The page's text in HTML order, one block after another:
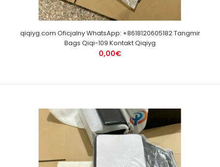
qiqiyg.com Oficjalny WhatsApp: +8618120605182 Tangmir
Bags Qiqi-109 Kontakt Qiqiyg
0,00€